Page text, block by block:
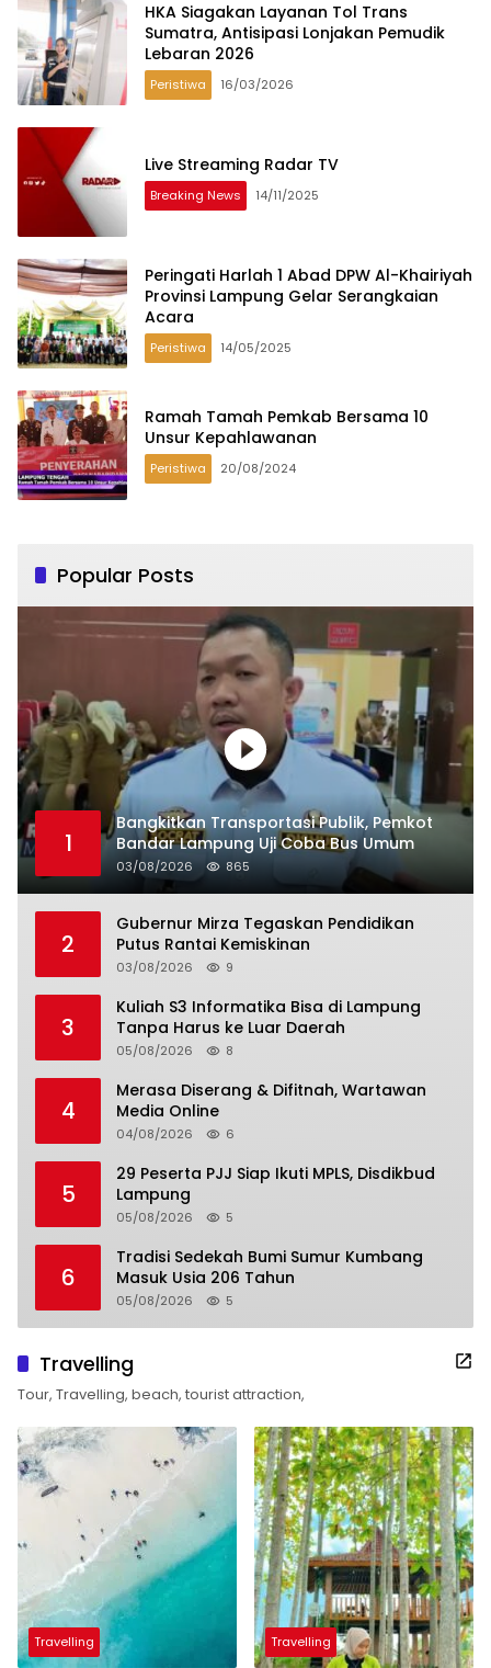
HKA Siagakan Layanan Tol Trans
Sumatra, Antisipasi Lonjakan Pemudik
Lebaran 2026
Peristiwa 16/03/2026
Live Streaming Radar TV
Breaking News 14/11/2025
Peringati Harlah 1 Abad DPW Al-Khairiyah
Provinsi Lampung Gelar Serangkaian
Acara
Peristiwa 14/05/2025
Ramah Tamah Pemkab Bersama 10
Unsur Kepahlawanan
Peristiwa 20/08/2024
Popular Posts
1
Bangkitkan Transportasi Publik, Pemkot
Bandar Lampung Uji Coba Bus Umum
03/08/2026 865
2
Gubernur Mirza Tegaskan Pendidikan
Putus Rantai Kemiskinan
03/08/2026 9
3
Kuliah S3 Informatika Bisa di Lampung
Tanpa Harus ke Luar Daerah
05/08/2026 8
4
Merasa Diserang & Difitnah, Wartawan
Media Online
04/08/2026 6
5
29 Peserta PJJ Siap Ikuti MPLS, Disdikbud
Lampung
05/08/2026 5
6
Tradisi Sedekah Bumi Sumur Kumbang
Masuk Usia 206 Tahun
05/08/2026 5
Travelling
Tour, Travelling, beach, tourist attraction,
Travelling Travelling